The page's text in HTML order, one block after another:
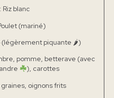
Riz blanc
(mariné)
(légèrement piquante 🌶)
pomme, betterave (avec
), carottes
oignons frits